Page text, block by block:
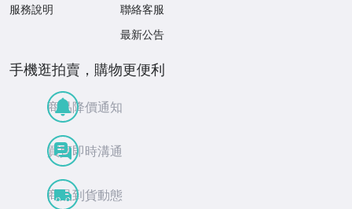
服務說明
聯絡客服
最新公告
手機逛拍賣，購物更便利
商品降價通知
買賣即時溝通
商品到貨動態